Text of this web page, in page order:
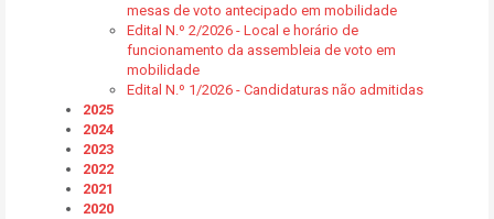
mesas de voto antecipado em mobilidade
Edital N.º 2/2026 - Local e horário de
funcionamento da assembleia de voto em
mobilidade
Edital N.º 1/2026 - Candidaturas não admitidas
2025
2024
2023
2022
2021
2020